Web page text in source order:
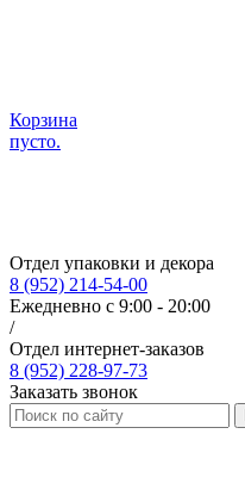
Корзина
пусто.
Отдел упаковки и декора
8 (952) 214-54-00
Ежедневно с 9:00 - 20:00
/
Отдел интернет-заказов
8 (952) 228-97-73
Заказать звонок